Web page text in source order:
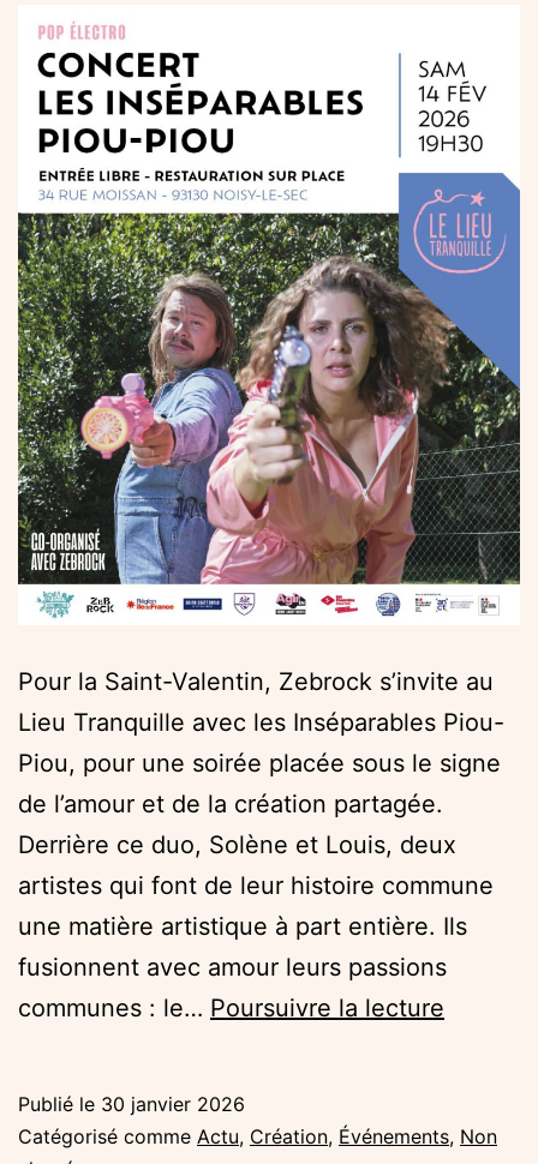
Pour la Saint-Valentin, Zebrock s’invite au
Lieu Tranquille avec les Inséparables Piou-
Piou, pour une soirée placée sous le signe
de l’amour et de la création partagée.
Derrière ce duo, Solène et Louis, deux
artistes qui font de leur histoire commune
une matière artistique à part entière. Ils
fusionnent avec amour leurs passions
communes : le… Poursuivre la lecture
Publié le 30 janvier 2026
Catégorisé comme Actu, Création, Événements, Non